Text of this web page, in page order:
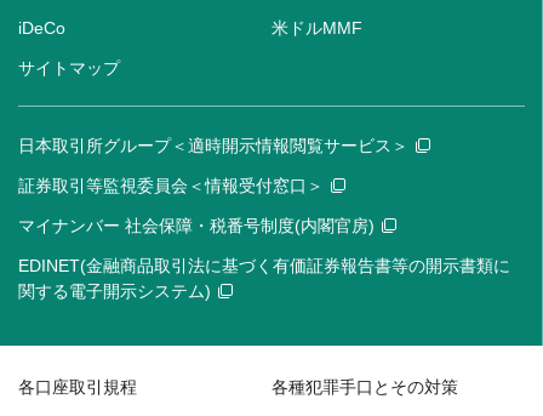
iDeCo 米ドルMMF
サイトマップ
日本取引所グループ＜適時開示情報閲覧サービス＞
証券取引等監視委員会＜情報受付窓口＞
マイナンバー 社会保障・税番号制度(内閣官房)
EDINET(金融商品取引法に基づく有価証券報告書等の開示書類に
関する電子開示システム)
各口座取引規程 各種犯罪手口とその対策